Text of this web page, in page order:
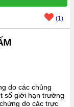
(1)
do các chủng
số giới hạn trường
do các trực